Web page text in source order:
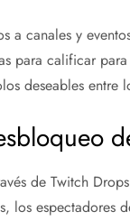
a canales y
para calificar
deseables entre
de Twitch
los espectadores